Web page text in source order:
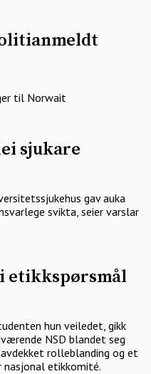
til Norwait
sjukare
gav auka
svikta, seier varslar
etikkspørsmål
hun veiledet, gikk
NSD blandet seg
avdekket rolleblanding og et
etikkomité.